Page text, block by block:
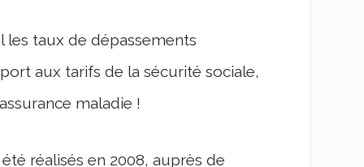
les taux de dépassements
aux tarifs de la sécurité sociale,
maladie !
réalisés en 2008, auprès de